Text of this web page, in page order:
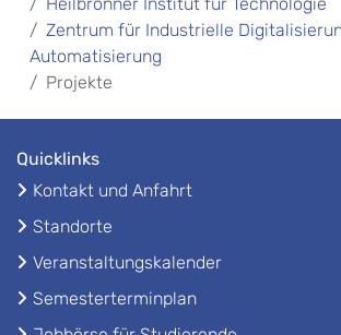
Zentrum für Industrielle
Automatisierung
Projekte
Quicklinks
Kontakt und Anfahrt
Standorte
Veranstaltungskalender
Semesterterminplan